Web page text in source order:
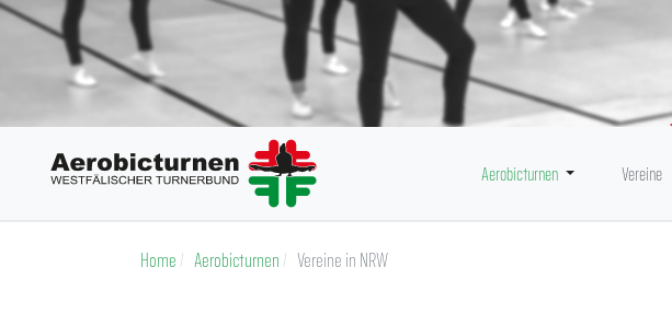
Aerobicturnen Vereine
Home Aerobicturnen Vereine in NRW